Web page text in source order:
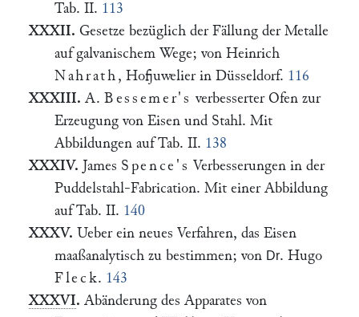
Tab. II. 113
XXXII. Gesetze bezüglich der Fällung der Metalle
auf galvanischem Wege; von Heinrich
Nahrath , Hofjuwelier in Düsseldorf. 116
XXXIII. A. Bessemer's verbesserter Ofen zur
Erzeugung von Eisen und Stahl. Mit
Abbildungen auf Tab. II. 138
XXXIV. James Spence's Verbesserungen in der
Puddelstahl-Fabrication. Mit einer Abbildung
auf Tab. II. 140
XXXV. Ueber ein neues Verfahren, das Eisen
maaßanalytisch zu bestimmen; von Dr. Hugo
Fleck. 143
XXXVI. Abänderung des Apparates von